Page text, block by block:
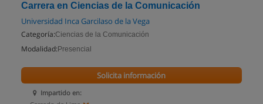
Carrera en Ciencias de la Comunicación
Universidad Inca Garcilaso de la Vega
Categoría:Ciencias de la Comunicación
Modalidad: Presencial
Impartido en:
Solicita información